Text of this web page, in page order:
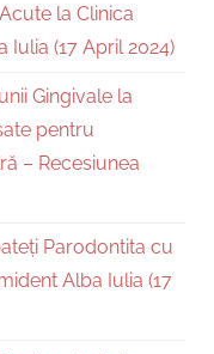
la Clinica
(17 April 2024)
Gingivale la
pentru
– Recesiunea
Parodontita cu
Alba Iulia (17